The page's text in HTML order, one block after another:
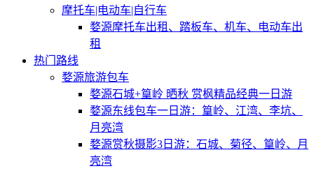
摩托车|电动车|自行车
婺源摩托车出租、踏板车、机车、电动车出
租
热门路线
婺源旅游包车
婺源石城+篁岭 晒秋 赏枫精品经典一日游
婺源东线包车一日游：篁岭、江湾、李坑、
月亮湾
婺源赏秋摄影3日游：石城、菊径、篁岭、月
亮湾